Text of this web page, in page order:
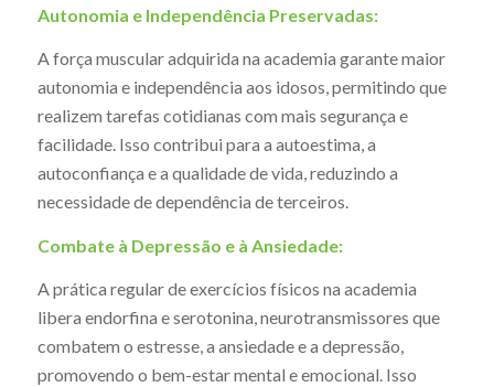
Autonomia e Independência Preservadas:
A força muscular adquirida na academia garante maior
autonomia e independência aos idosos, permitindo que
realizem tarefas cotidianas com mais segurança e
facilidade. Isso contribui para a autoestima, a
autoconfiança e a qualidade de vida, reduzindo a
necessidade de dependência de terceiros.
Combate à Depressão e à Ansiedade:
A prática regular de exercícios físicos na academia
libera endorfina e serotonina, neurotransmissores que
combatem o estresse, a ansiedade e a depressão,
promovendo o bem-estar mental e emocional. Isso